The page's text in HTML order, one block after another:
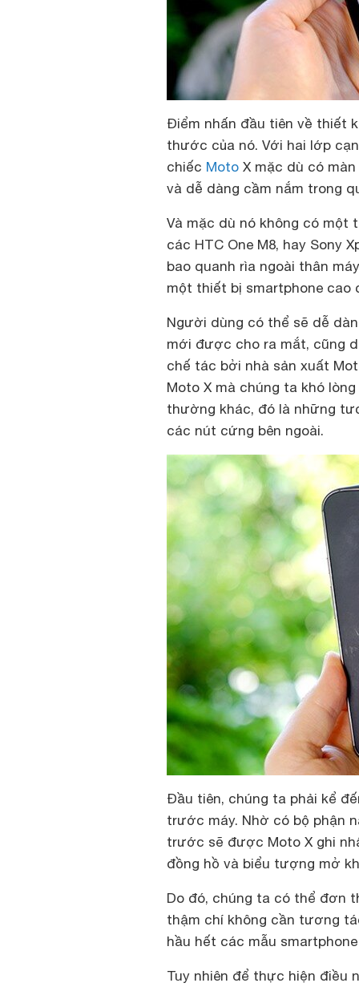
Điểm nhấn đầu tiên về thiết
thước của nó. Với hai lớp
chiếc Moto X mặc dù có
và dễ dàng cầm nắm trong
Và mặc dù nó không có một
các HTC One M8, hay Sony
bao quanh rìa ngoài thân
một thiết bị smartphone cao
Người dùng có thể sẽ dễ
mới được cho ra mắt, cũng
chế tác bởi nhà sản xuất
Moto X mà chúng ta khó
thường khác, đó là những
các nút cứng bên ngoài.
Đầu tiên, chúng ta phải kể
trước máy. Nhờ có bộ phận
trước sẽ được Moto X ghi
đồng hồ và biểu tượng mở
Do đó, chúng ta có thể đơn
thậm chí không cần tương
hầu hết các mẫu
Tuy nhiên để thực hiện điều